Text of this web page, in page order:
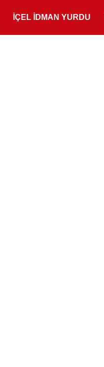
İÇEL İDMAN YURDU